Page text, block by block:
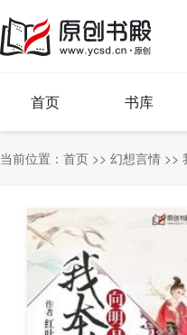
首页 书库
当前位置： 首页 >> 幻想言情 >>